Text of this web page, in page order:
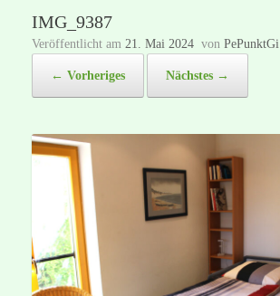
IMG_9387
Veröffentlicht am 21. Mai 2024 von PePunktGi
← Vorheriges Nächstes →